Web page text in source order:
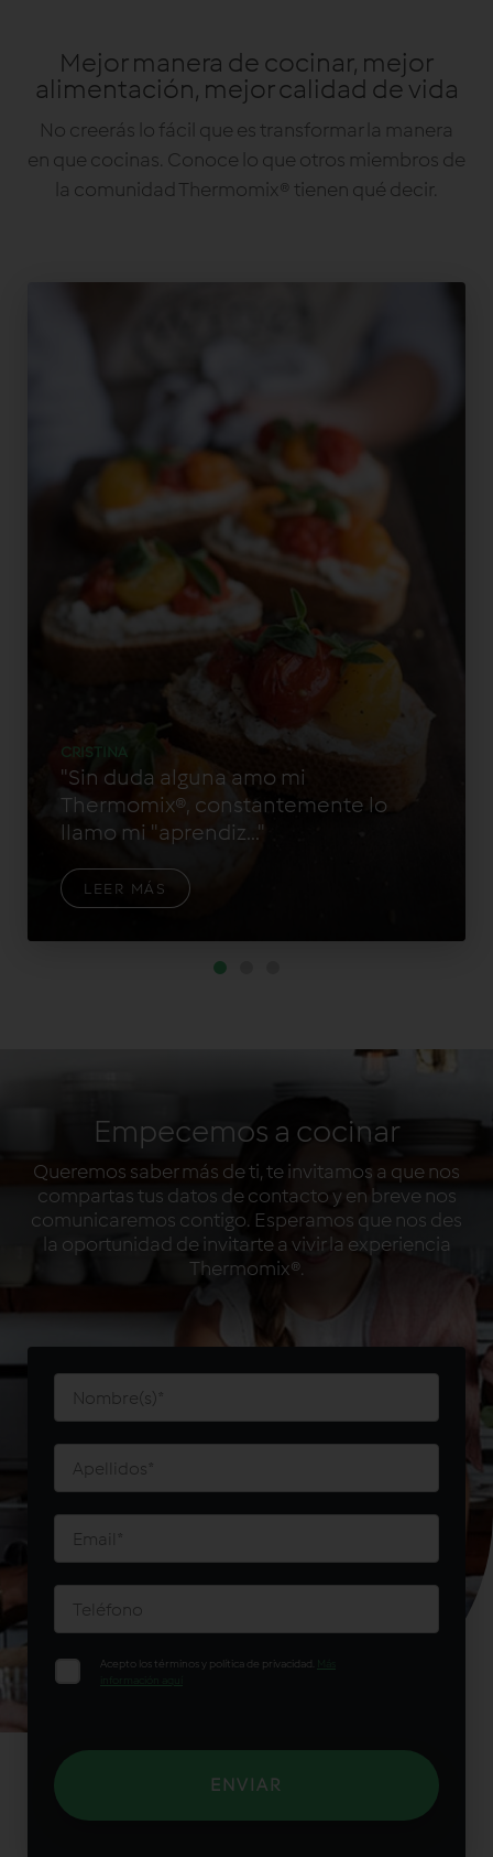
Mejor manera de cocinar, mejor
alimentación, mejor calidad de vida
No creerás lo fácil que es transformar la manera
en que cocinas. Conoce lo que otros miembros de
la comunidad Thermomix® tienen qué decir.
CRISTINA
"Sin duda alguna amo mi
Thermomix®, constantemente lo
llamo mi "aprendiz..."
LEER MÁS
Empecemos a cocinar
Queremos saber más de ti, te invitamos a que nos
compartas tus datos de contacto y en breve nos
comunicaremos contigo. Esperamos que nos des
la oportunidad de invitarte a vivir la experiencia
Thermomix®.
Acepto los términos y política de privacidad.